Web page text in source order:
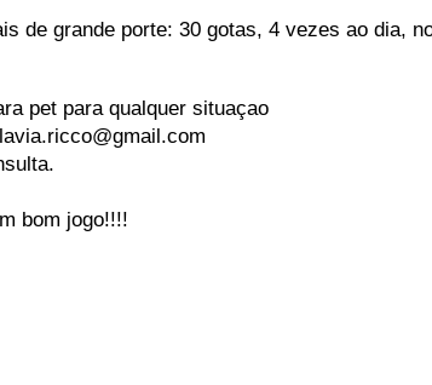
de grande porte: 30 gotas, 4 vezes ao dia,
pet para qualquer situaçao
bom jogo!!!!